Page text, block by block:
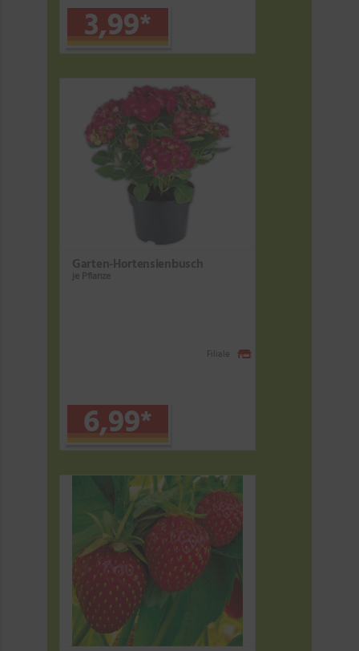
3,99*
Garten-Hortensienbusch
je Pflanze
6,99*
Filiale